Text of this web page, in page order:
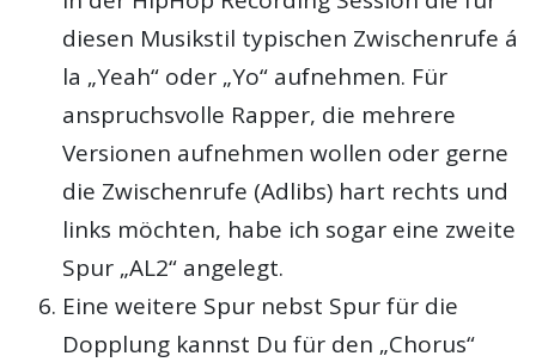
diesen Musikstil typischen Zwischenrufe á
la „Yeah“ oder „Yo“ aufnehmen. Für
anspruchsvolle Rapper, die mehrere
Versionen aufnehmen wollen oder gerne
die Zwischenrufe (Adlibs) hart rechts und
links möchten, habe ich sogar eine zweite
Spur „AL2“ angelegt.
Eine weitere Spur nebst Spur für die
Dopplung kannst Du für den „Chorus“